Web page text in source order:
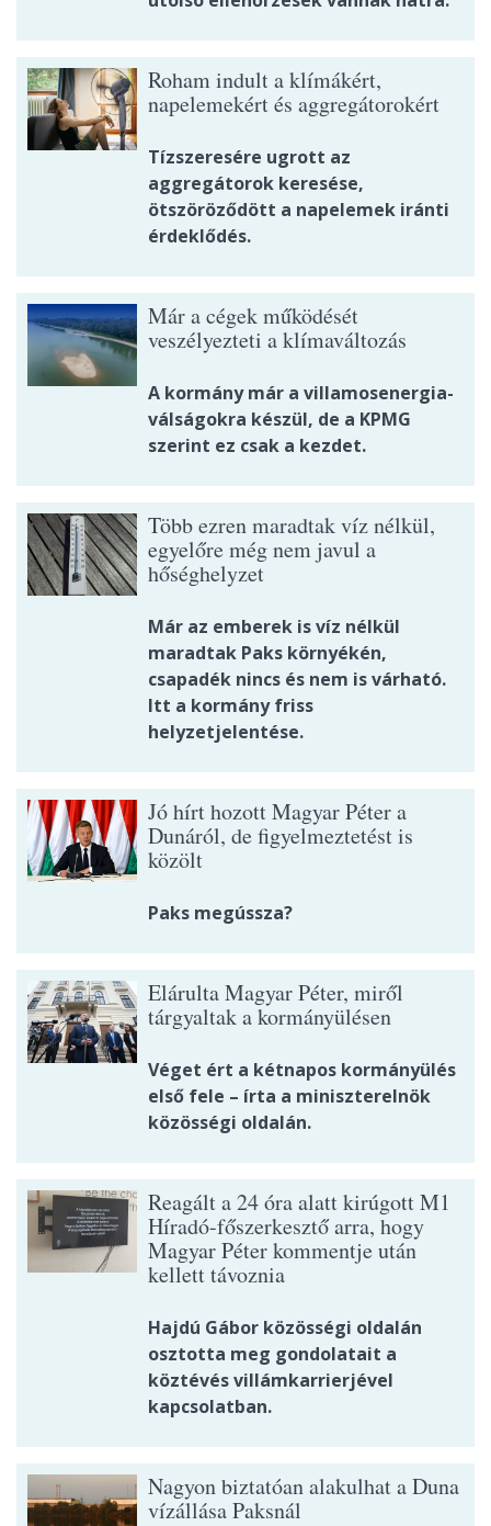
Roham indult a klímákért,
napelemekért és aggregátorokért
Tízszeresére ugrott az
aggregátorok keresése,
ötszöröződött a napelemek iránti
érdeklődés.
Már a cégek működését
veszélyezteti a klímaváltozás
A kormány már a villamosenergia-
válságokra készül, de a KPMG
szerint ez csak a kezdet.
Több ezren maradtak víz nélkül,
egyelőre még nem javul a
hőséghelyzet
Már az emberek is víz nélkül
maradtak Paks környékén,
csapadék nincs és nem is várható.
Itt a kormány friss
helyzetjelentése.
Jó hírt hozott Magyar Péter a
Dunáról, de figyelmeztetést is
közölt
Paks megússza?
Elárulta Magyar Péter, miről
tárgyaltak a kormányülésen
Véget ért a kétnapos kormányülés
első fele – írta a miniszterelnök
közösségi oldalán.
Reagált a 24 óra alatt kirúgott M1
Híradó-főszerkesztő arra, hogy
Magyar Péter kommentje után
kellett távoznia
Hajdú Gábor közösségi oldalán
osztotta meg gondolatait a
köztévés villámkarrierjével
kapcsolatban.
Nagyon biztatóan alakulhat a Duna
vízállása Paksnál